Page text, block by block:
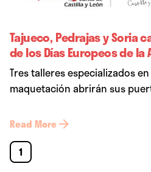
Tajueco, Pedrajas y Soria
de los Días Europeos de la
Tres talleres especializados
maquetación abrirán sus
Read More
1